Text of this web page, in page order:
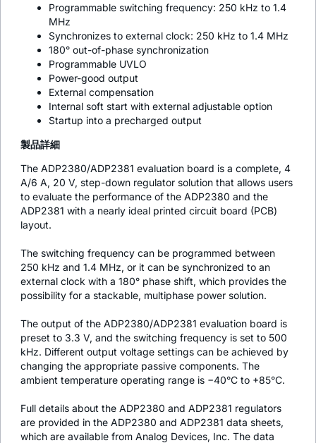
Programmable switching frequency: 250 kHz to 1.4
MHz
Synchronizes to external clock: 250 kHz to 1.4 MHz
180° out-of-phase synchronization
Programmable UVLO
Power-good output
External compensation
Internal soft start with external adjustable option
Startup into a precharged output
製品詳細
The ADP2380/ADP2381 evaluation board is a complete, 4
A/6 A, 20 V, step-down regulator solution that allows users
to evaluate the performance of the ADP2380 and the
ADP2381 with a nearly ideal printed circuit board (PCB)
layout.
The switching frequency can be programmed between
250 kHz and 1.4 MHz, or it can be synchronized to an
external clock with a 180° phase shift, which provides the
possibility for a stackable, multiphase power solution.
The output of the ADP2380/ADP2381 evaluation board is
preset to 3.3 V, and the switching frequency is set to 500
kHz. Different output voltage settings can be achieved by
changing the appropriate passive components. The
ambient temperature operating range is −40°C to +85°C.
Full details about the ADP2380 and ADP2381 regulators
are provided in the ADP2380 and ADP2381 data sheets,
which are available from Analog Devices, Inc. The data